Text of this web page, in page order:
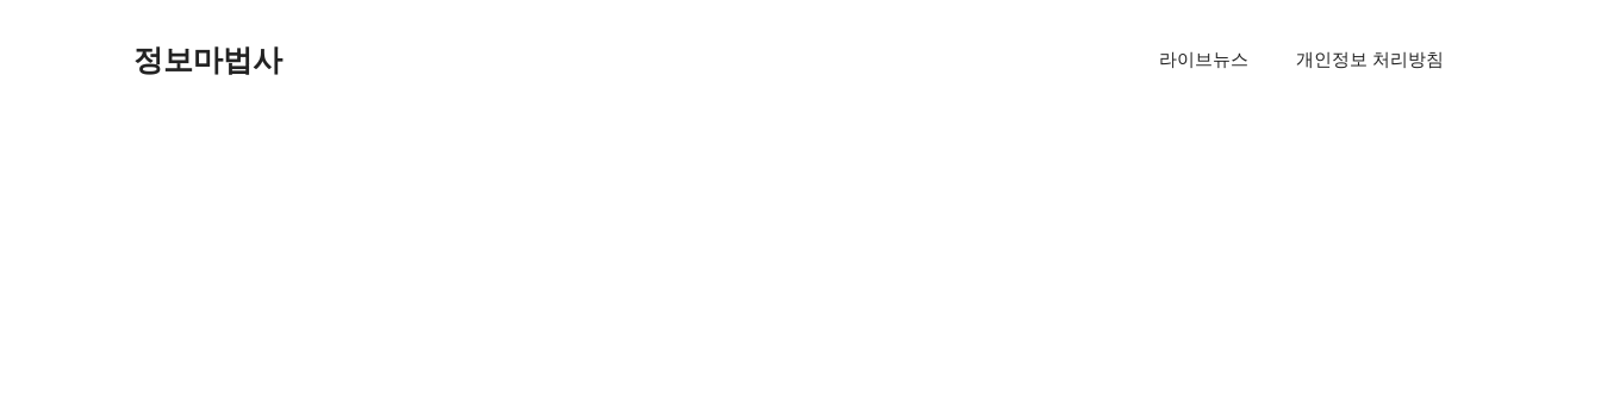
정보마법사 라이브뉴스 개인정보 처리방침